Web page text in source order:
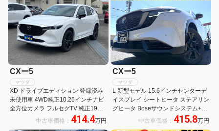
CXー5
マツダ
XD ドライブエディション 登録済み
未使用車 4WD純正10.25インチナビ
全方位カメラ フルセグTV 純正19イ
ンチアルミホイール 前席シートクー
中古車価格： 414.4万円
CXー5
マツダ
L 新型モデル 15.6インチセンターデ
イスプレイ シートヒータ ステアリン
グヒータ Boseサウンドシステム+12
スピーカ ワイヤレス充電器 ハンズフ
中古車価格： 415.8万円